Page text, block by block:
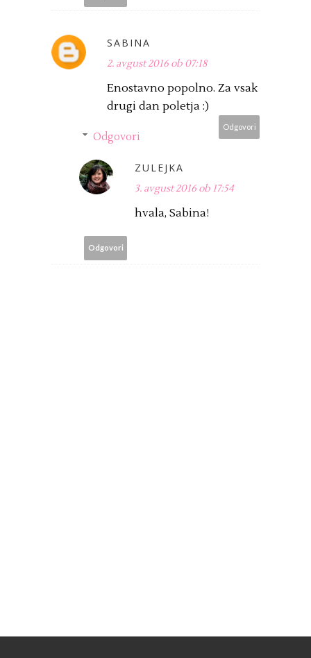
SABINA
2. avgust 2016 ob 07:18
Enostavno popolno. Za vsak
drugi dan poletja :)
Odgovori
Odgovori
ZULEJKA
3. avgust 2016 ob 17:54
hvala, Sabina!
Odgovori